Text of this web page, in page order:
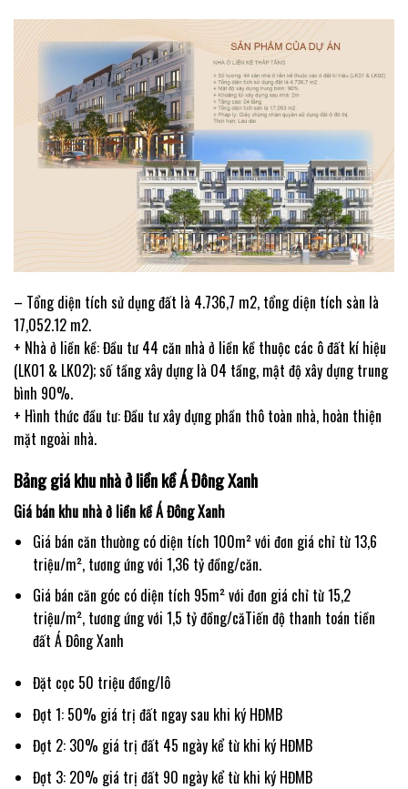
– Tổng diện tích sử dụng đất là 4.736,7 m2, tổng diện tích sàn là
17,052.12 m2.
+ Nhà ở liền kề: Đầu tư 44 căn nhà ở liền kề thuộc các ô đất kí hiệu
(LK01 & LK02); số tầng xây dựng là 04 tầng, mật độ xây dựng trung
bình 90%.
+ Hình thức đầu tư: Đầu tư xây dựng phần thô toàn nhà, hoàn thiện
mặt ngoài nhà.
Bảng giá khu nhà ở liền kề Á Đông Xanh
Giá bán khu nhà ở liền kề Á Đông Xanh
Giá bán căn thường có diện tích 100m² với đơn giá chỉ từ 13,6
triệu/m², tương ứng với 1,36 tỷ đồng/căn.
Giá bán căn góc có diện tích 95m² với đơn giá chỉ từ 15,2
triệu/m², tương ứng với 1,5 tỷ đồng/căTiến độ thanh toán tiền
đất Á Đông Xanh
Đặt cọc 50 triệu đồng/lô
Đợt 1: 50% giá trị đất ngay sau khi ký HĐMB
Đợt 2: 30% giá trị đất 45 ngày kể từ khi ký HĐMB
Đợt 3: 20% giá trị đất 90 ngày kể từ khi ký HĐMB